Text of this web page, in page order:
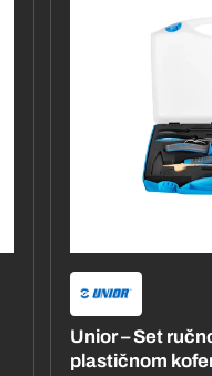
Unior – Set
plastičnom